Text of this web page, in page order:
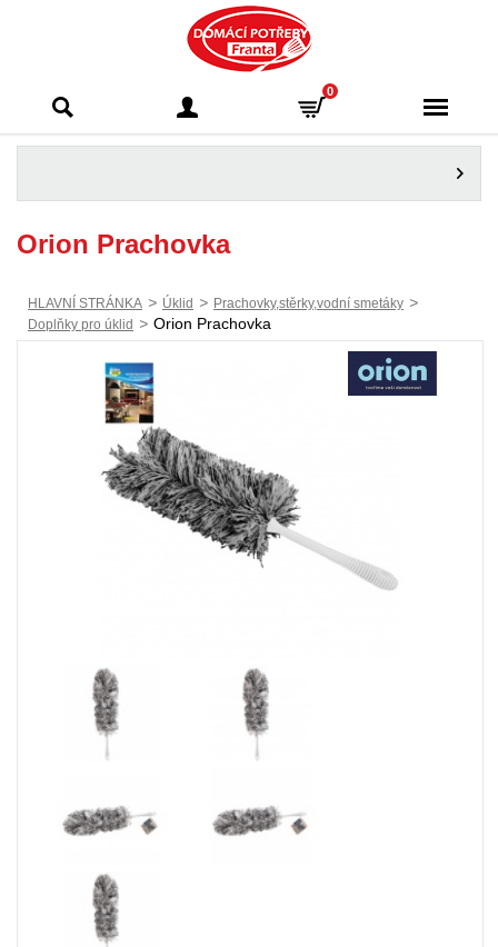
Franta - Příbram
0
Orion Prachovka
HLAVNÍ STRÁNKA > Úklid > Prachovky,stěrky,vodní smetáky >
Doplňky pro úklid > Orion Prachovka